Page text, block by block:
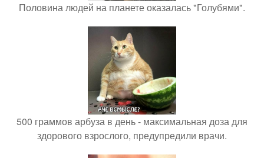
Половина людей на планете оказалась "Голубями".
500 граммов арбуза в день - максимальная доза для
здорового взрослого, предупредили врачи.